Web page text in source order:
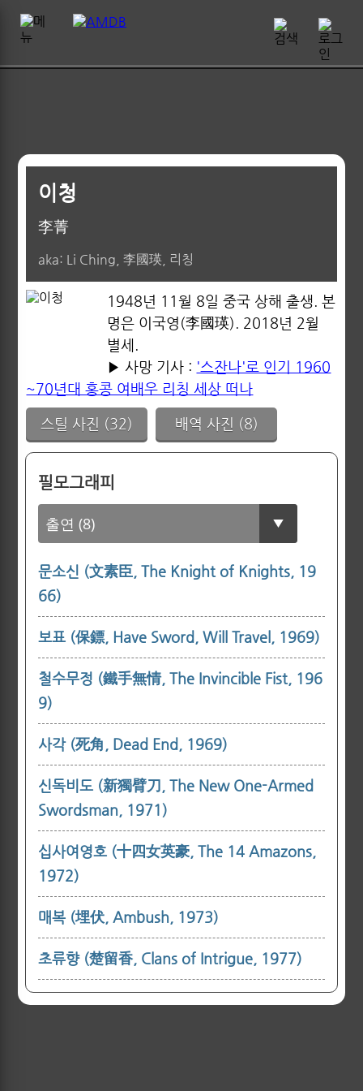
이청
李菁
aka: Li Ching, 李國瑛, 리칭
1948년 11월 8일 중국 상해 출생. 본
명은 이국영(李國瑛). 2018년 2월
별세.
▶ 사망 기사 : '스잔나'로 인기 1960
~70년대 홍콩 여배우 리칭 세상 떠나
스틸 사진 (32) 배역 사진 (8)
필모그래피
문소신 (文素臣, The Knight of Knights, 19
66)
보표 (保鏢, Have Sword, Will Travel, 1969)
철수무정 (鐵手無情, The Invincible Fist, 196
9)
사각 (死角, Dead End, 1969)
신독비도 (新獨臂刀, The New One-Armed
Swordsman, 1971)
십사여영호 (十四女英豪, The 14 Amazons,
1972)
매복 (埋伏, Ambush, 1973)
초류향 (楚留香, Clans of Intrigue, 1977)